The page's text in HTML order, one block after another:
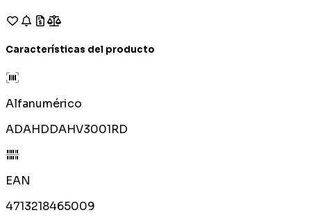
Características del producto
Alfanumérico
ADAHDDAHV3001RD
EAN
4713218465009